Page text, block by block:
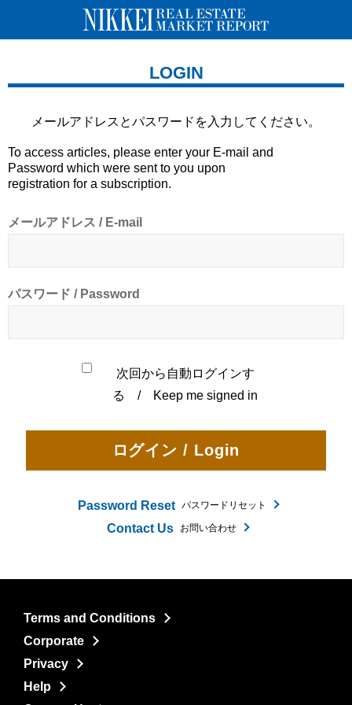
LOGIN
メールアドレスとパスワードを 入力してください。
To access articles, please enter your E-mail and
Password which were sent to you upon
registration for a subscription.
メールアドレス / E-mail
パスワード / Password
次回から自動ログインす
る / Keep me signed in
Password Reset パスワードリセット
Contact Us お問い合わせ
Terms and Conditions
Corporate
Privacy
Help